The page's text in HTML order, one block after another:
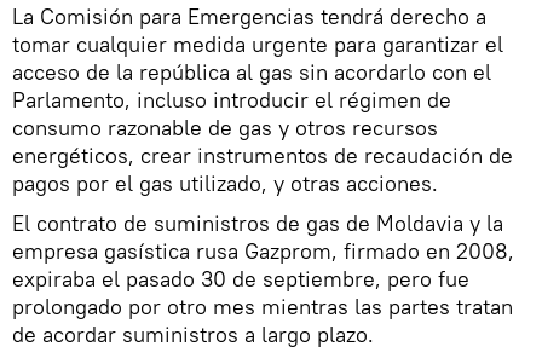
La Comisión para Emergencias tendrá derecho a
tomar cualquier medida urgente para garantizar el
acceso de la república al gas sin acordarlo con el
Parlamento, incluso introducir el régimen de
consumo razonable de gas y otros recursos
energéticos, crear instrumentos de recaudación de
pagos por el gas utilizado, y otras acciones.
El contrato de suministros de gas de Moldavia y la
empresa gasística rusa Gazprom, firmado en 2008,
expiraba el pasado 30 de septiembre, pero fue
prolongado por otro mes mientras las partes tratan
de acordar suministros a largo plazo.